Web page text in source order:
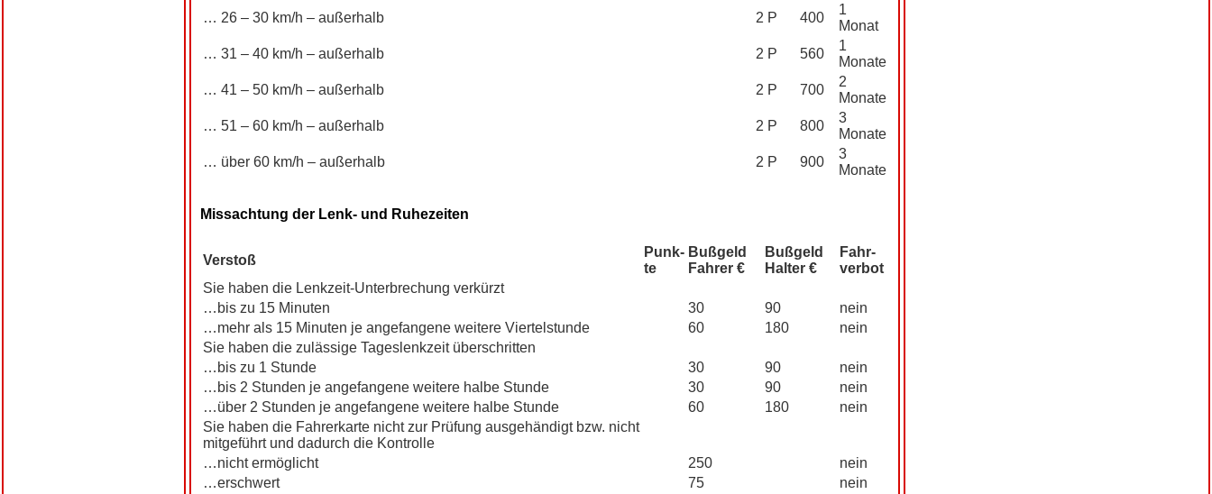
… 26 – 30 km/h – außerhalb
2 P 400
1
Monat
… 31 – 40 km/h – außerhalb
2 P 560
1
Monate
… 41 – 50 km/h – außerhalb
2 P 700
2
Monate
… 51 – 60 km/h – außerhalb
2 P 800
3
Monate
… über 60 km/h – außerhalb
2 P 900
3
Monate
Missachtung der Lenk- und Ruhezeiten
Verstoß
Punk­
te
Buß­geld
Fah­rer €
Buß­geld
Hal­ter €
Fahr­
verbot
Sie haben die Lenkzeit-Unterbrechung verkürzt
…bis zu 15 Minuten
30 90
nein
…mehr als 15 Minuten je angefangene weitere Viertelstunde
60 180
nein
Sie haben die zulässige Tageslenkzeit überschritten
…bis zu 1 Stunde
30 90
nein
…bis 2 Stunden je angefangene weitere halbe Stunde
30 90
nein
…über 2 Stunden je angefangene weitere halbe Stunde
60 180
nein
Sie haben die Fahrerkarte nicht zur Prüfung ausgehändigt bzw. nicht
mitgeführt und dadurch die Kontrolle
…nicht ermöglicht
250
nein
…erschwert
75
nein